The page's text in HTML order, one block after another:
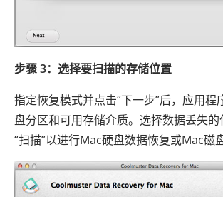
步骤 3：选择要扫描的存储位置
指定恢复模式并点击“下一步”后，应用程
盘分区和可用存储介质。选择数据丢失
“扫描”以进行Mac硬盘数据恢复或Mac磁